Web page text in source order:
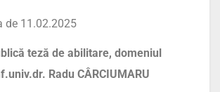
de 11.02.2025
teză de abilitare, domeniul
Radu CÂRCIUMARU